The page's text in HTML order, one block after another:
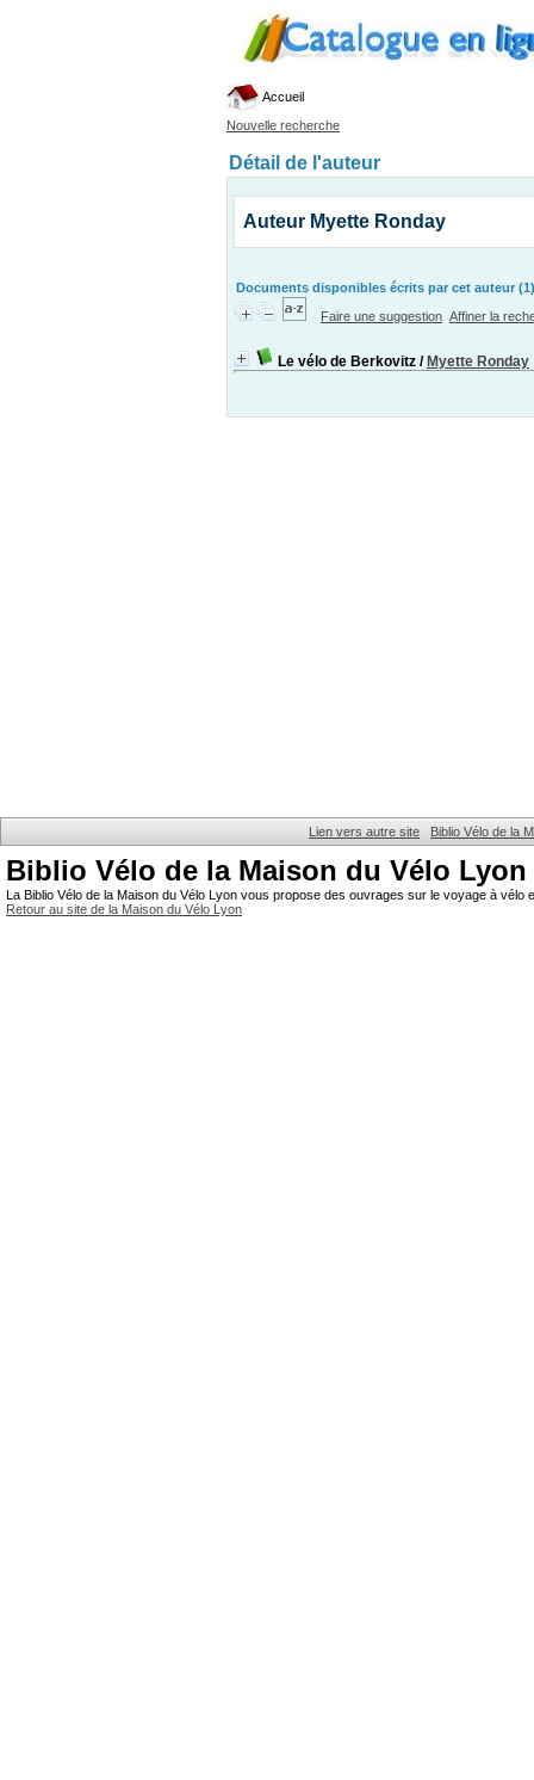
Accueil
Nouvelle recherche
Détail de l'auteur
Auteur Myette Ronday
Documents disponibles écrits par cet auteur (1)
Faire une suggestion Affiner la
Le vélo de Berkovitz / Myette Ronday
Lien vers autre site Biblio Vélo de la
Biblio Vélo de la Maison du Vélo Lyon
La Biblio Vélo de la Maison du Vélo Lyon vous propose des ouvrages sur le voyage à
Retour au site de la Maison du Vélo Lyon